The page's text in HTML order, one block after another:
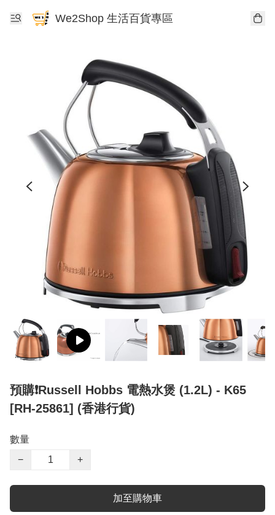
We2Shop 生活百貨專區
預購❗️Russell Hobbs 電熱水煲 (1.2L) - K65
[RH-25861] (香港行貨)
數量
−
+
加至購物車